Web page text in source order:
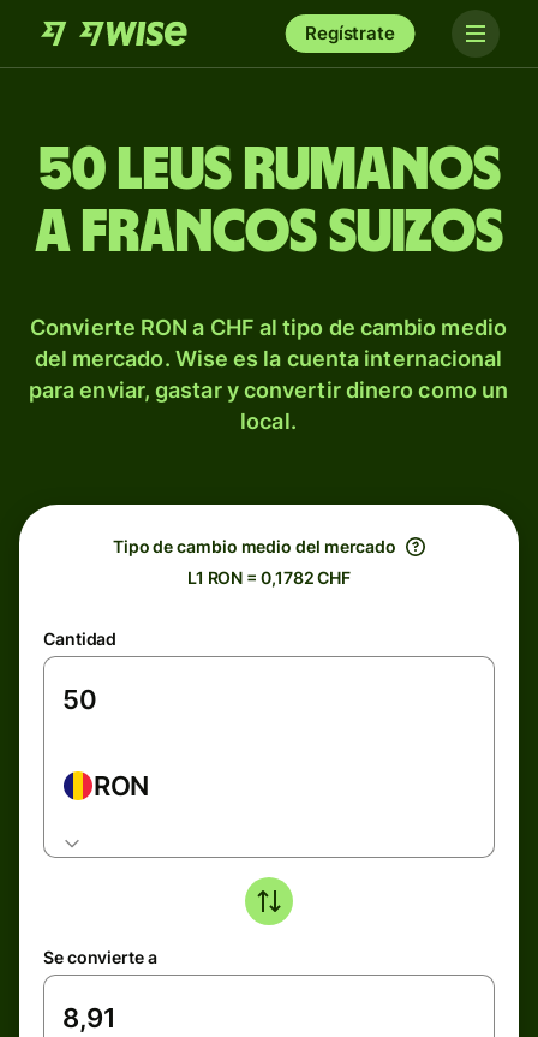
Regístrate
50 leus rumanos
a francos suizos
Convierte RON a CHF al tipo de cambio medio
del mercado. Wise es la cuenta internacional
para enviar, gastar y convertir dinero como un
local.
Tipo de cambio medio del mercado
L1 RON = 0,1782 CHF
Cantidad
RON
Se convierte a